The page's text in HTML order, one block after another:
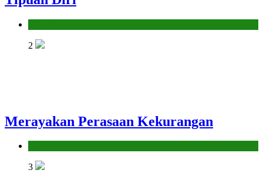
2
Merayakan Perasaan Kekurangan
3